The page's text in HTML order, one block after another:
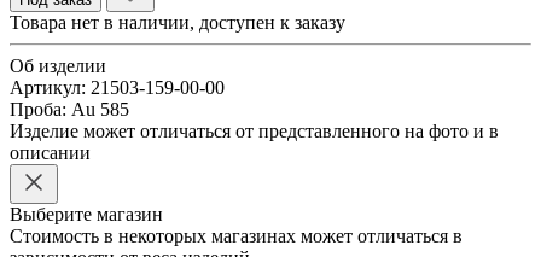
Товара нет в наличии, доступен к заказу
Об изделии
Артикул: 21503-159-00-00
Проба: Au 585
Изделие может отличаться от представленного на фото и в
описании
Выберите магазин
Стоимость в некоторых магазинах может отличаться в